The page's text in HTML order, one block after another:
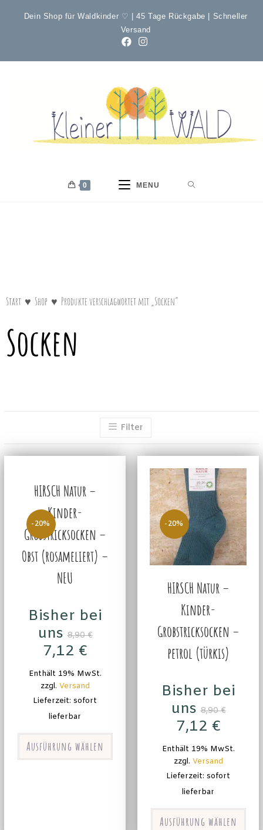
Dein Shop für Waldkinder ♡ | 45 Tage Rückgabe | Schneller
Versand
0 MENU
Start ♥ Shop ♥ Produkte verschlagwortet mit „Socken“
Socken
Filter
-20%
HIRSCH Natur –
Kinder-
Grobstricksocken –
Obst (rosameliert) –
NEU
Bisher bei
uns 8,90€
7,12 €
Enthält 19% MwSt.
zzgl. Versand
Lieferzeit: sofort
lieferbar
Ausführung wählen
-20%
HIRSCH Natur –
Kinder-
Grobstricksocken –
petrol (türkis)
Bisher bei
uns 8,90€
7,12 €
Enthält 19% MwSt.
zzgl. Versand
Lieferzeit: sofort
lieferbar
Ausführung wählen